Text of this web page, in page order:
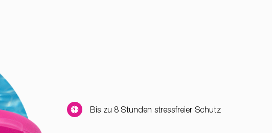
Bis zu 8 Stunden stressfreier Schutz